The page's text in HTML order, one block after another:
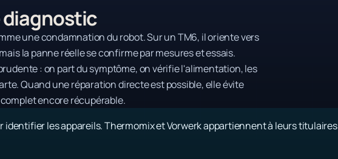
diagnostic
une condamnation du robot. Sur un TM6, il oriente vers
la panne réelle se confirme par mesures et essais.
: on part du symptôme, on vérifie l'alimentation, les
Quand une réparation directe est possible, elle évite
encore récupérable.
les appareils. Thermomix et Vorwerk appartiennent à leurs titulaires